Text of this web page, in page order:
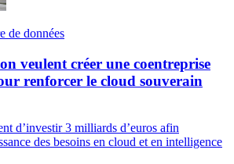
de données
veulent créer une coentreprise
renforcer le cloud souverain
d’investir 3 milliards d’euros afin
des besoins en cloud et en intelligence